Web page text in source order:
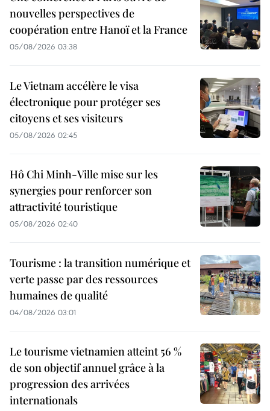
nouvelles perspectives de
coopération entre Hanoï et la France
05/08/2026 03:38
Le Vietnam accélère le visa
électronique pour protéger ses
citoyens et ses visiteurs
05/08/2026 02:45
Hô Chi Minh-Ville mise sur les
synergies pour renforcer son
attractivité touristique
05/08/2026 02:40
Tourisme : la transition numérique et
verte passe par des ressources
humaines de qualité
04/08/2026 03:01
Le tourisme vietnamien atteint 56 %
de son objectif annuel grâce à la
progression des arrivées
internationals